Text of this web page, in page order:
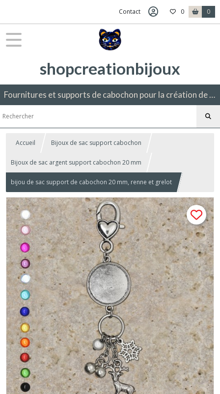
Contact 0 0
shopcreationbijoux
Fournitures et supports de cabochon pour la création de bijoux fantaisie.
Accueil Bijoux de sac support cabochon
Bijoux de sac argent support cabochon 20 mm
bijou de sac support de cabochon 20 mm, renne et grelot